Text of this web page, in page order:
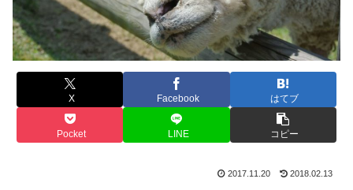
X Facebook はてブ
Pocket LINE コピー
2017.11.20 2018.02.13